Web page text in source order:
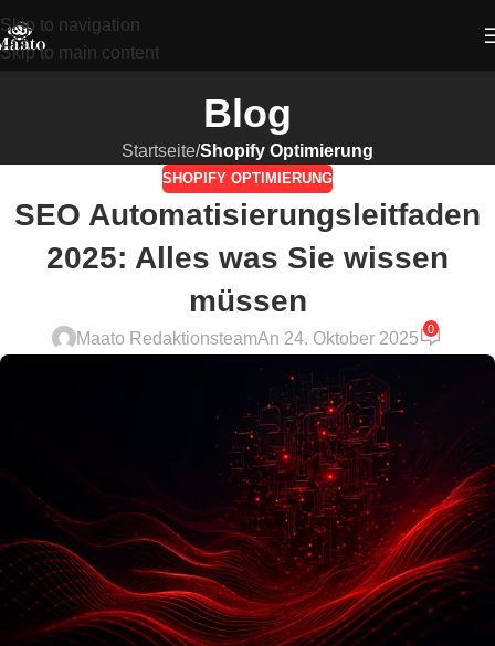
Skip to navigation
Skip to main content
Blog
Startseite/Shopify Optimierung
SHOPIFY OPTIMIERUNG
SEO Automatisierungsleitfaden
2025: Alles was Sie wissen
müssen
Maato RedaktionsteamAn 24. Oktober 2025
0